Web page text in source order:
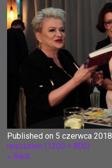
Published on 5 czerwca 2018
resolution (1200 × 800)
« Back